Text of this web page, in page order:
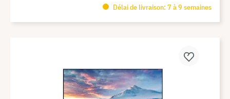
Délai de livraison: 7 à 9 semaines